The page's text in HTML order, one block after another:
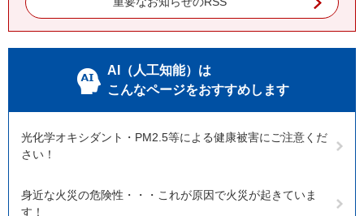
AI（人工知能）は
こんなページをおすすめします
光化学オキシダント・PM2.5等による健康被害にご注意くだ
さい！
身近な火災の危険性・・・これが原因で火災が起きていま
す！